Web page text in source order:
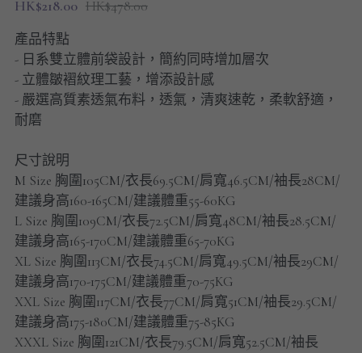
HK$218.00 HK$478.00
產品特點
- 日系雙立體前袋設計，簡約同時增加層次
- 立體皺褶紋理工藝，增添設計感
- 嚴選高質素透氣布料，透氣，清爽速乾，柔軟舒適，
耐磨
尺寸說明
M Size 胸圍105CM/衣長69.5CM/肩寬46.5CM/袖長28CM/
建議身高160-165CM/建議體重55-60KG
L Size 胸圍109CM/衣長72.5CM/肩寬48CM/袖長28.5CM/
建議身高165-170CM/建議體重65-70KG
XL Size 胸圍113CM/衣長74.5CM/肩寬49.5CM/袖長29CM/
建議身高170-175CM/建議體重70-75KG
XXL Size 胸圍117CM/衣長77CM/肩寬51CM/袖長29.5CM/
建議身高175-180CM/建議體重75-85KG
XXXL Size 胸圍121CM/衣長79.5CM/肩寬52.5CM/袖長
男裝長袖T-SHIRT
HOT ITEMS
男裝長褲
男士短褲
男裝九分褲
男裝外套
男裝短袖 T-SHIRT